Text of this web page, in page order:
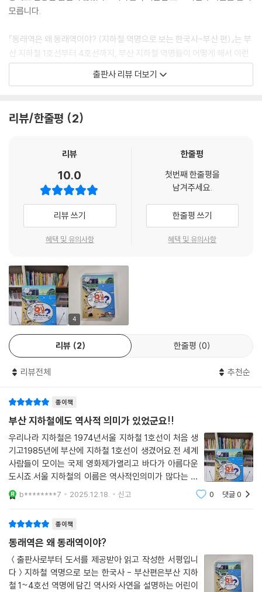
--- p.31
일제 강점기 때 부산과 평양에도 전차가 등장했어요. 부산의 전차는 1915
년에 부산진에서 초량, 온천장까지 처음 달렸어요. 전차가 달릴 때 공중에
있는 전기 케이블이 방전되어 불빛이 번쩍거리자, 부산 사람들은 전차를
이렇게 불렀대요. ‘쇠막대기로 전기를 잡아먹고 그 힘으로 달리는 괴물’,
모릅니다.
『동래역은 왜 동래역이야? (지하철 역명으로 보는 한국사-부산 편)』는 부
산 지하철 1호선부터 4호선까지, 부산 지하철 역명들이 어떻게 해서 이런
이름들을 갖게 되었는지, 부산 지하철역 이름에 담긴 의미와 사연들을 하
나하나 짚어보고, 더 나아가 역 이름과 관련된 역사를 살펴보는 역사책입
보는 한국사’ 시리즈 두 번째 책입니다.
우리나라에 지하철이 처음 개통된 것은 1974년 8월 15일로, 서울 지하철
부산 지하철 1호선의 첫 구간이 열렸습니다. 두 번째로 지하철이 생긴 부산
은 아름다운 바다의 도시이자 무역의 도시이며, 부산 국제 영화제 같은 국
제적인 행사들로 전 세계와 문화 교류가 활발히 이루어지는 문화의 도시이
다.
그 이름처럼 부산은 무역과 문화와 미래를 향한 발걸음이 가마솥처럼 펄펄
끓는 도시이기도 합니다. (본문 6쪽)”
부산 지하철은 1985년 7월에 1호선 노포역에서 범내골역 사이가 처음 개
통되었습니다. 이후 2011년에 우리나라 최초의 경전철로, 무인 자동시스
템을 도입한 4호선이 개통하며 네 개의 노선으로 늘어났습니다. 이 외에
는 동해선 광역전철이 운행하고 있습니다.
지하철은 시민들이 빠르고 편리하게 이동할 수 있는, 우리에게 없어선 안
될 교통수단으로 자리 잡았습니다. 현재 우리나라 지하철은 빠를 뿐만 아
니라, 도착과 출발 시간이 정확하며 깨끗하고 편리한 것으로 세계에서 손
꼽힙니다.
『삼국유사』에 우리나라에서 가장 오래된 온천이라고 기록된 동래 온천이
가까이 있어 붙여진 온천장역, 한국 전쟁 때 전쟁을 피해 남쪽까지 내려온
범(호랑이)이 자주 나타나는 냇물 아랫마을의 이름을 따온 범내골역, 우리
라 유학자 최치원의 자인 ‘해운’의 뜻이 담긴 해운대역 등, 지하철역 이름에
는 지하철역이 있는 그 지역, 그 동네에서 일어난 사건이나 유적, 인물의 이
름 등과 관련된 다양한 우리 역사가 숨어 있습니다.
출판사 리뷰 더보기
리뷰/한줄평 2
리뷰
10.0
리뷰 쓰기
혜택 및 유의사항
한줄평
첫번째 한줄평을
남겨주세요.
한줄평 쓰기
혜택 및 유의사항
4
리뷰 2 한줄평 0
리뷰전체 추천순
종이책
부산 지하철에도 역사적 의미가 있었군요!!
우리나라 지하철은 1974년서울 지하철 1호선이 처음 생
기고1985년에 부산에 지하철 1호선이 생겼어요.전 세계
사람들이 모이는 국제 영화제가열리고 바다가 아름다운
도시죠.서울 지하철의 이름은 역사적인의미가 많다는 걸
알고 있었는데부산도 그런 의미들이 있는줄 이번에책을
통해서 처음 알게 되었어요.부산의 지하철 노선을 따라 역
b********7 2025.12.18. 신고 0 댓글0
종이책
동래역은 왜 동래역이야?
＜출판사로부터 도서를 제공받아 읽고 작성한 서평입니
다＞지하철 역명으로 보는 한국사 - 부산편은부산 지하
철 1~4호선 역명에 담긴 역사와 사연을 설명하는 어린이